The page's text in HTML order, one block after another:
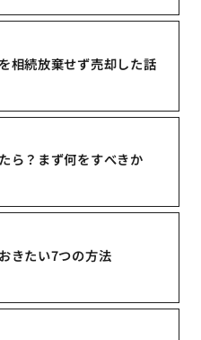
相続放棄せず売却した話
ら？まず何をすべきか
きたい7つの方法